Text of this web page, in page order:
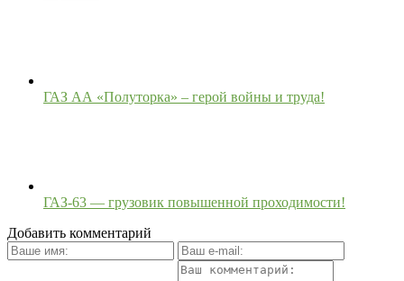
ГАЗ АА «Полуторка» – герой войны и труда!
ГАЗ-63 — грузовик повышенной проходимости!
Добавить комментарий